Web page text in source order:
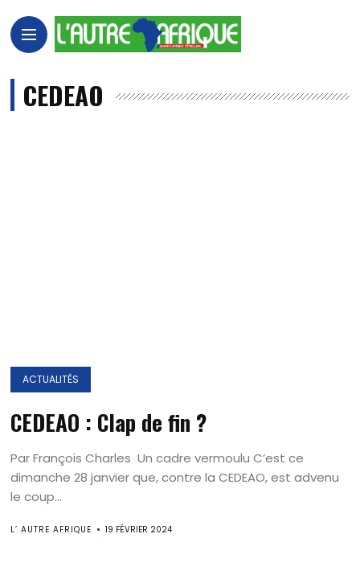
CEDEAO
ACTUALITÉS
CEDEAO : Clap de fin ?
Par François Charles Un cadre vermoulu C’est ce
dimanche 28 janvier que, contre la CEDEAO, est advenu
le coup...
L’ AUTRE AFRIQUE 19 FÉVRIER 2024